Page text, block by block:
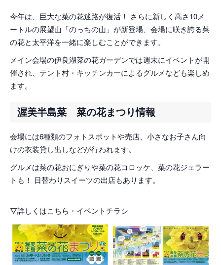
今年は、巨大な菜の花迷路が復活！ さらに新しく高さ10メ
ートルの展望山「のっちの山」が新登場、会場に咲き誇る菜
の花と太平洋を一緒に楽しむことができます。
メイン会場の伊良湖菜の花ガーデンでは週末にイベントが開
催され、テント村・キッチンカーによるグルメなども楽しめ
ます。
渥美半島菜 菜の花まつり情報
会場には6種類のフォトスポットや売店、小さなお子さん向
けの衣装貸し出しなどが行われます。
グルメは菜の花おにぎりや菜の花コロッケ、菜の花ジェラー
トも！ 日替わりスイーツの出店もあります。
▽詳しくはこちら・イベントチラシ